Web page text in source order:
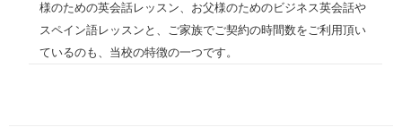
様のための英会話レッスン、お父様のためのビジネス英会話や
スペイン語レッスンと、ご家族でご契約の時間数をご利用頂い
ているのも、当校の特徴の一つです。